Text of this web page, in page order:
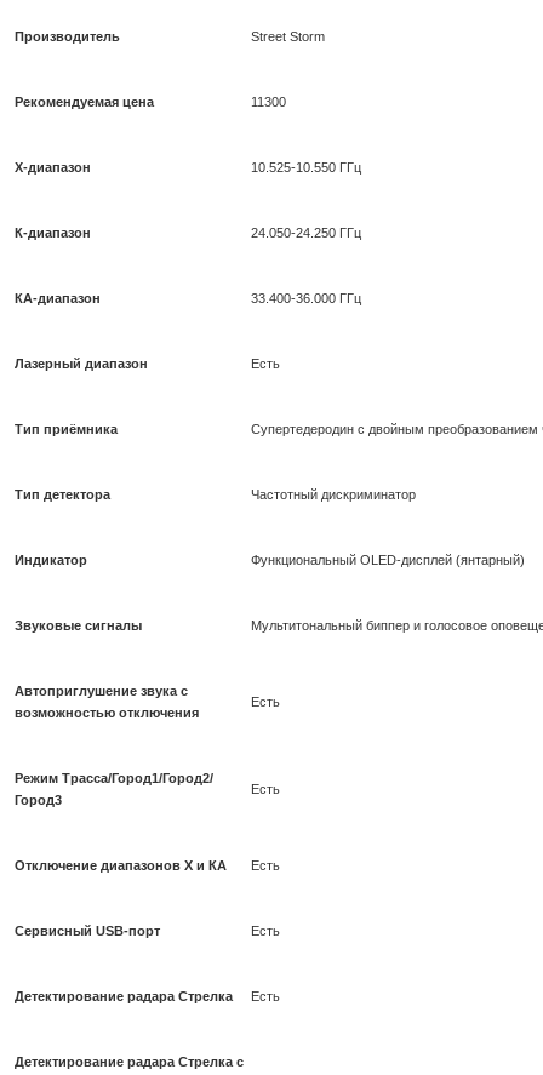
Производитель Street Storm
Рекомендуемая цена 11300
X-диапазон 10.525-10.550 ГГц
К-диапазон 24.050-24.250 ГГц
КА-диапазон 33.400-36.000 ГГц
Лазерный диапазон Есть
Тип приёмника Супертедеродин с двойным преобразованием
Тип детектора Частотный дискриминатор
Индикатор Функциональный OLED-дисплей (янтарный)
Звуковые сигналы Мультитональный биппер и голосовое
Автоприглушение звука с
возможностью отключения
Есть
Режим Трасса/Город1/Город2/
Город3
Есть
Отключение диапазонов Х и КА Есть
Сервисный USB-порт Есть
Детектирование радара Стрелка Есть
Детектирование радара Стрелка с